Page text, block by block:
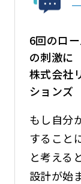
6回のロ
の刺激に
株式会社
ションズ
もし自分
すること
と考える
設計が始